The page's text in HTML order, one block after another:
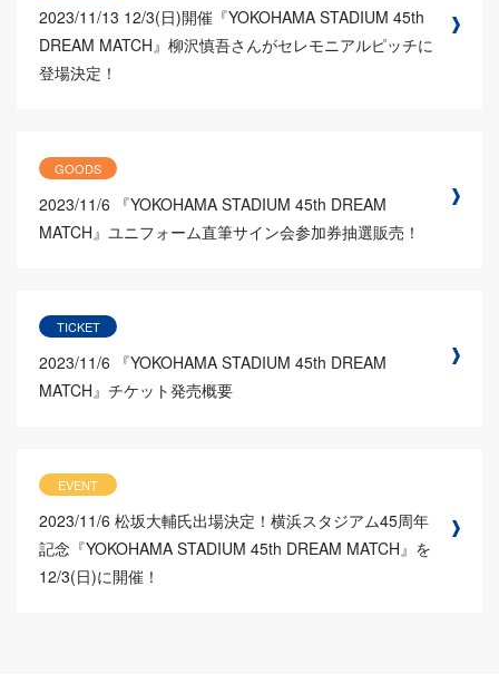
2023/11/13 12/3(日)開催『YOKOHAMA STADIUM 45th
DREAM MATCH』柳沢慎吾さんがセレモニアルピッチに
登場決定！
GOODS
2023/11/6
『YOKOHAMA STADIUM 45th DREAM
MATCH』ユニフォーム直筆サイン会参加券抽選販売！
TICKET
2023/11/6
『YOKOHAMA STADIUM 45th DREAM
MATCH』チケット発売概要
EVENT
2023/11/6 松坂大輔氏出場決定！横浜スタジアム45周年
記念『YOKOHAMA STADIUM 45th DREAM MATCH』を
12/3(日)に開催！